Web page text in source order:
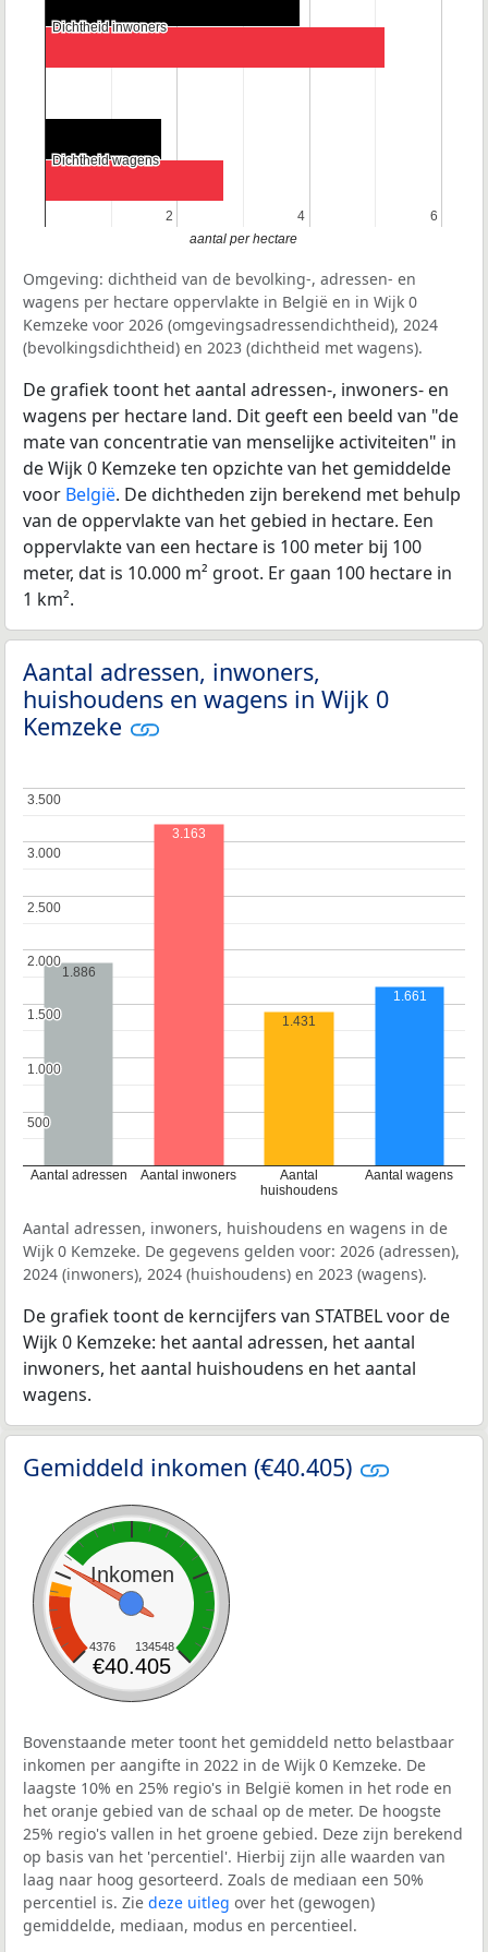
2
2 4
4 6
6
Dichtheid inwoners
Dichtheid inwoners
Dichtheid wagens
Dichtheid wagens
aantal per hectare
Omgeving: dichtheid van de bevolking-, adressen- en
wagens per hectare oppervlakte in België en in Wijk 0
Kemzeke voor 2026 (omgevingsadressendichtheid), 2024
(bevolkingsdichtheid) en 2023 (dichtheid met wagens).
De grafiek toont het aantal adressen-, inwoners- en
wagens per hectare land. Dit geeft een beeld van "de
mate van concentratie van menselijke activiteiten" in
de Wijk 0 Kemzeke ten opzichte van het gemiddelde
voor België. De dichtheden zijn berekend met behulp
van de oppervlakte van het gebied in hectare. Een
oppervlakte van een hectare is 100 meter bij 100
meter, dat is 10.000 m² groot. Er gaan 100 hectare in
1 km².
Aantal adressen, inwoners,
huishoudens en wagens in Wijk 0
Kemzeke
Aantal adressen Aantal inwoners
Aantal
huishoudens
Aantal wagens
500
500
1.000
1.000
1.500
1.500
2.000
2.000
2.500
2.500
3.000
3.000
3.500
3.500
1.886
3.163
1.431
1.661
Aantal adressen, inwoners, huishoudens en wagens in de
Wijk 0 Kemzeke. De gegevens gelden voor: 2026 (adressen),
2024 (inwoners), 2024 (huishoudens) en 2023 (wagens).
De grafiek toont de kerncijfers van STATBEL voor de
Wijk 0 Kemzeke: het aantal adressen, het aantal
inwoners, het aantal huishoudens en het aantal
wagens.
Gemiddeld inkomen (€40.405)
Inkomen
4376 134548
€40.405
Bovenstaande meter toont het gemiddeld netto belastbaar
inkomen per aangifte in 2022 in de Wijk 0 Kemzeke. De
laagste 10% en 25% regio's in België komen in het rode en
het oranje gebied van de schaal op de meter. De hoogste
25% regio's vallen in het groene gebied. Deze zijn berekend
op basis van het 'percentiel'. Hierbij zijn alle waarden van
laag naar hoog gesorteerd. Zoals de mediaan een 50%
percentiel is. Zie deze uitleg over het (gewogen)
gemiddelde, mediaan, modus en percentieel.